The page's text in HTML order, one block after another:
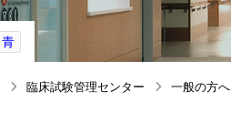
青
臨床試験管理センター 一般の方へ